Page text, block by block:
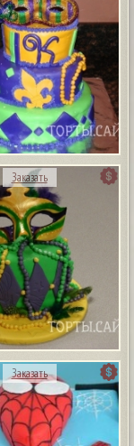
Заказать
Заказать